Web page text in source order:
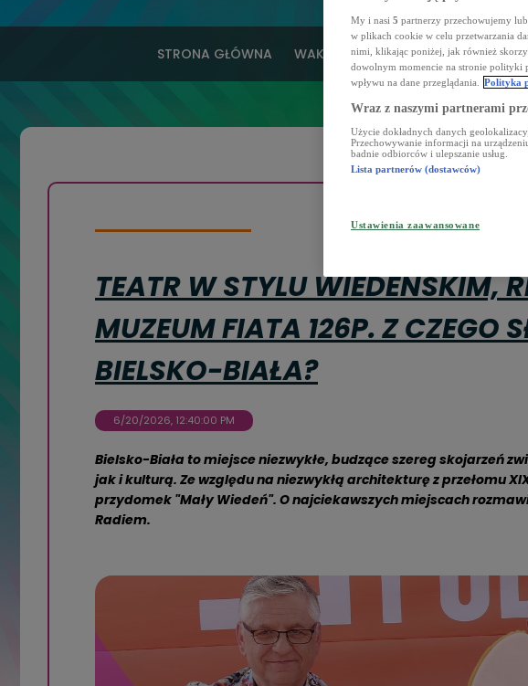
STRONA GŁÓWNA WAKACJE MARZEŃ KONCERTY
TEATR W STYLU WIEDEŃSKIM,
MUZEUM FIATA 126P. Z CZEGO
BIELSKO-BIAŁA?
6/20/2026, 12:40:00 PM
Bielsko-Biała to miejsce niezwykłe, budzące szereg skojarzeń
jak i kulturą. Ze względu na niezwykłą architekturę z przełomu
przydomek "Mały Wiedeń". O najciekawszych miejscach
Radiem.
My i nasi 5 partnerzy przechowujemy
w plikach cookie w celu przetwarzania
nimi, klikając poniżej, jak również
dowolnym momencie na stronie polityki
wpływu na dane przeglądania.
Polityka
Wraz z naszymi partnerami
Użycie dokładnych danych
Przechowywanie informacji na
badnie odbiorców i ulepszanie usług.
Lista partnerów (dostawców)
Ustawienia zaawansowane